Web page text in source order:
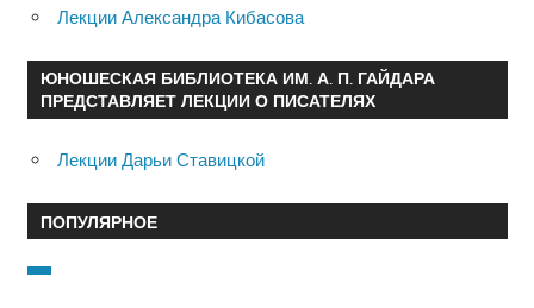
Лекции Александра Кибасова
ЮНОШЕСКАЯ БИБЛИОТЕКА ИМ. А. П. ГАЙДАРА
ПРЕДСТАВЛЯЕТ ЛЕКЦИИ О ПИСАТЕЛЯХ
Лекции Дарьи Ставицкой
ПОПУЛЯРНОЕ